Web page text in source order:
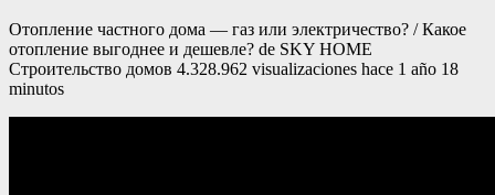
Отопление частного дома — газ или электричество? / Какое
отопление выгоднее и дешевле? de SKY HOME
Строительство домов 4.328.962 visualizaciones hace 1 año 18
minutos